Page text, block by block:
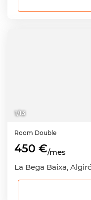
1/13
Room Double
450 €/mes
La Bega Baixa,